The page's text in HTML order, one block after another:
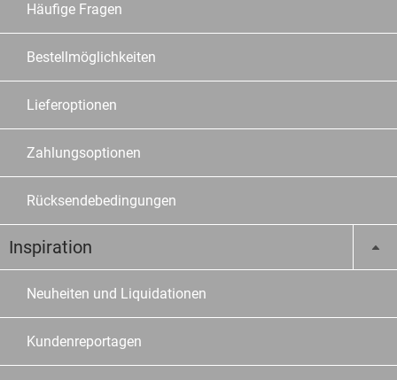
Häufige Fragen
Bestellmöglichkeiten
Lieferoptionen
Zahlungsoptionen
Rücksendebedingungen
Inspiration
Neuheiten und Liquidationen
Kundenreportagen